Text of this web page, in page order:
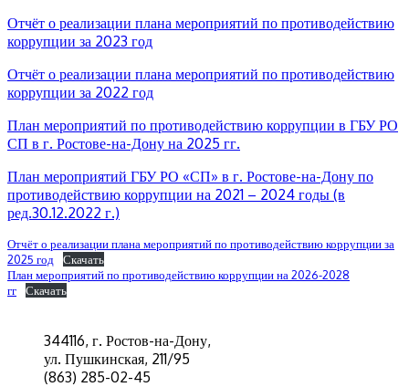
Отчёт о реализации плана мероприятий по противодействию
коррупции за 2023 год
Отчёт о реализации плана мероприятий по противодействию
коррупции за 2022 год
План мероприятий по противодействию коррупции в ГБУ РО
СП в г. Ростове-на-Дону на 2025 гг.
План мероприятий ГБУ РО «СП» в г. Ростове-на-Дону по
противодействию коррупции на 2021 – 2024 годы (в
ред.30.12.2022 г.)
Отчёт о реализации плана мероприятий по противодействию коррупции за
2025 год
Скачать
План мероприятий по противодействию коррупции на 2026-2028
гг
Скачать
344116, г. Ростов-на-Дону,
ул. Пушкинская, 211/95
(863) 285-02-45